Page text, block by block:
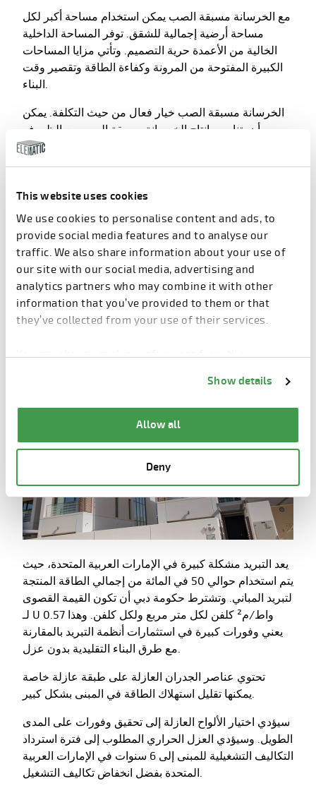
This website uses cookies
We use cookies to personalise content and ads, to
provide social media features and to analyse our
traffic. We also share information about your use of
our site with our social media, advertising and
analytics partners who may combine it with other
information that you’ve provided to them or that
they’ve collected from your use of their services.
You can change cookie preferences from the
Show details
Allow all
Deny
مع الخرسانة مسبقة الصب يمكن استخدام مساحة أكبر لكل
مساحة أرضية إجمالية للشقق. توفر المساحة الداخلية
الخالية من الأعمدة حرية التصميم. وتأتي مزايا المساحات
الكبيرة المفتوحة من المرونة وكفاءة الطاقة وتقصير وقت
البناء.
الخرسانة مسبقة الصب خيار فعال من حيث التكلفة. يمكن
أن يتناسب إنتاج الخرسانة مسبقة الصب مع الظروف
والموارد المحلية. يقلل استخدام الخرسانة مسبقة الصب من
التكاليف الإجمالية للبناء إلى حد كبير ويوفر عائداً أسرع
تعزل ألواح الجدران العازلة للحرارة في
جراند فيوز
ألواح الجدران العازلة هي نوع الواجهة المهيمن في المباني
الخرسانية مسبقة الصب. تتكون الألواح العازلة من طبقتين
من الخرسانة وطبقة من العزل الصلب بينهما. يمكن أن يكون
للطبقة الخارجية عدة أشكال وأنماط. في جراند فيوز، تُصنع
يعد التبريد مشكلة كبيرة في الإمارات العربية المتحدة، حيث
يتم استخدام حوالي 50 في المائة من إجمالي الطاقة المنتجة
لتبريد المباني. وتشترط حكومة دبي أن تكون القيمة القصوى
لـ U 0.57 واط/م² كلفن لكل متر مربع ولكل كلفن. وهذا
يعني وفورات كبيرة في استثمارات أنظمة التبريد بالمقارنة
مع طرق البناء التقليدية بدون عزل.
تحتوي عناصر الجدران العازلة على طبقة عازلة خاصة
يمكنها تقليل استهلاك الطاقة في المبنى بشكل كبير.
سيؤدي اختيار الألواح العازلة إلى تحقيق وفورات على المدى
الطويل. وسيؤدي العزل الحراري المطلوب إلى فترة استرداد
التكاليف التشغيلية للمبنى إلى 6 سنوات في الإمارات العربية
المتحدة بفضل انخفاض تكاليف التشغيل.